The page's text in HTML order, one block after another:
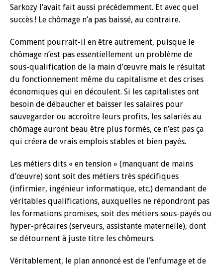
Sarkozy l’avait fait aussi précédemment. Et avec quel
succès ! Le chômage n’a pas baissé, au contraire.
Comment pourrait-il en être autrement, puisque le
chômage n’est pas essentiellement un problème de
sous-qualification de la main d’œuvre mais le résultat
du fonctionnement même du capitalisme et des crises
économiques qui en découlent. Si les capitalistes ont
besoin de débaucher et baisser les salaires pour
sauvegarder ou accroître leurs profits, les salariés au
chômage auront beau être plus formés, ce n’est pas ça
qui créera de vrais emplois stables et bien payés.
Les métiers dits « en tension » (manquant de mains
d’œuvre) sont soit des métiers très spécifiques
(infirmier, ingénieur informatique, etc.) demandant de
véritables qualifications, auxquelles ne répondront pas
les formations promises, soit des métiers sous-payés ou
hyper-précaires (serveurs, assistante maternelle), dont
se détournent à juste titre les chômeurs.
Véritablement, le plan annoncé est de l’enfumage et de